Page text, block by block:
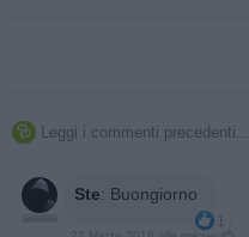
 Leggi i commenti precedenti...
Ste: Buongiorno
1